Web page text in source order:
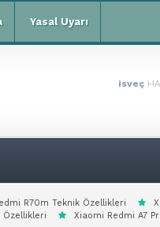
Yasal Uyarı
isveç
R70m Teknik Özellikleri
Özellikleri
Xiaomi Redmi A7